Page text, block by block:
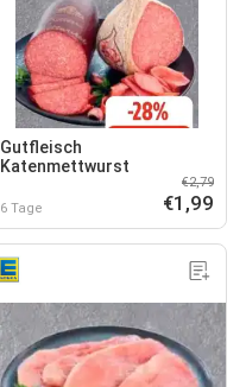
Gutfleisch
Katenmettwurst
6 Tage
€2,79
€1,99